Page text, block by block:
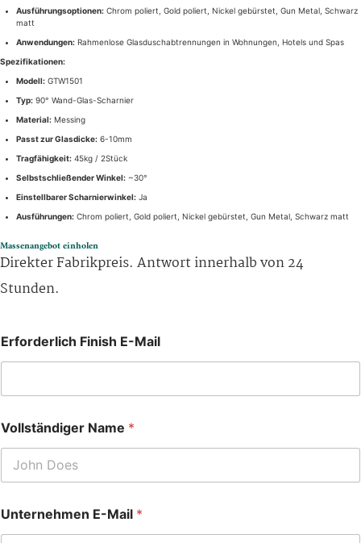
Ausführungsoptionen: Chrom poliert, Gold poliert, Nickel gebürstet, Gun Metal, Schwarz
matt
Anwendungen: Rahmenlose Glasduschabtrennungen in Wohnungen, Hotels und Spas
Spezifikationen:
Modell: GTW1501
Typ: 90° Wand-Glas-Scharnier
Material: Messing
Passt zur Glasdicke: 6-10mm
Tragfähigkeit: 45kg / 2Stück
Selbstschließender Winkel: ~30°
Einstellbarer Scharnierwinkel: Ja
Ausführungen: Chrom poliert, Gold poliert, Nickel gebürstet, Gun Metal, Schwarz matt
Massenangebot einholen
Direkter Fabrikpreis. Antwort innerhalb von 24
Stunden.
Erforderlich Finish E-Mail
Vollständiger Name *
Unternehmen E-Mail *